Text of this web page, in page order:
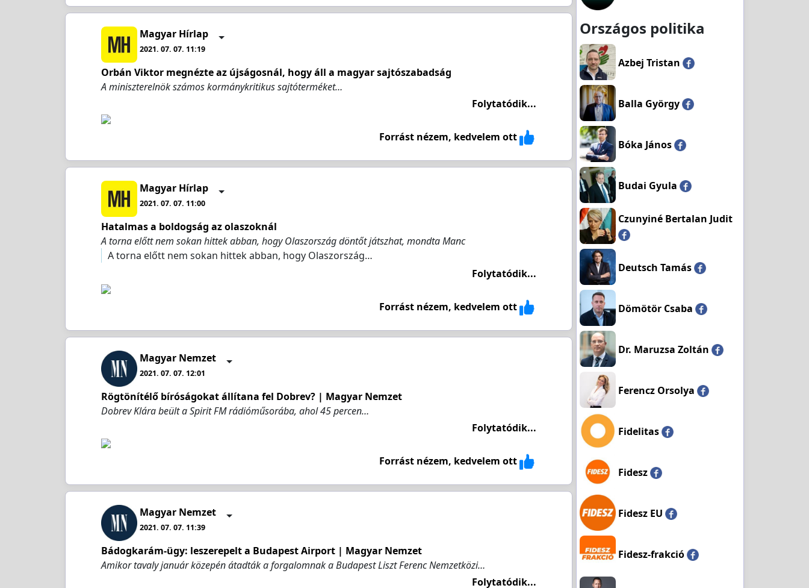
Magyar Hírlap
2021. 07. 07. 11:19
Orbán Viktor megnézte az újságosnál, hogy áll a magyar sajtószabadság
A miniszterelnök számos kormánykritikus sajtóterméket…
Folytatódik...
Forrást nézem, kedvelem ott
Magyar Hírlap
2021. 07. 07. 11:00
Hatalmas a boldogság az olaszoknál
A torna előtt nem sokan hittek abban, hogy Olaszország döntőt játszhat, mondta Manc
A torna előtt nem sokan hittek abban, hogy Olaszország…
Folytatódik...
Forrást nézem, kedvelem ott
Magyar Nemzet
2021. 07. 07. 12:01
Rögtönítélő bíróságokat állítana fel Dobrev? | Magyar Nemzet
Dobrev Klára beült a Spirit FM rádióműsorába, ahol 45 percen…
Folytatódik...
Forrást nézem, kedvelem ott
Magyar Nemzet
2021. 07. 07. 11:39
Bádogkarám-ügy: leszerepelt a Budapest Airport | Magyar Nemzet
Amikor tavaly január közepén átadták a forgalomnak a Budapest Liszt Ferenc Nemzetközi…
Folytatódik...
Országos politika
Azbej Tristan
Balla György
Bóka János
Budai Gyula
Czunyiné Bertalan Judit
Deutsch Tamás
Dömötör Csaba
Dr. Maruzsa Zoltán
Ferencz Orsolya
Fidelitas
Fidesz
Fidesz EU
Fidesz-frakció